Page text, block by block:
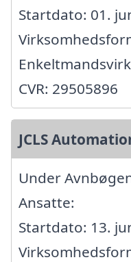
Startdato: 01.
CVR: 29505896
JCLS
Under
Ansatte:
Startdato: 13.